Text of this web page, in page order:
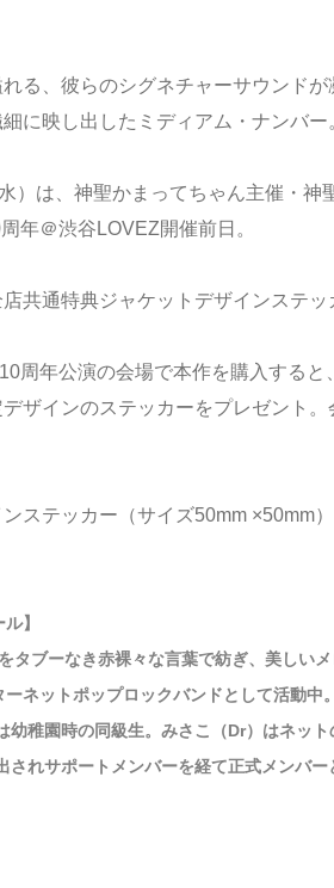
れる、彼らのシグネチャーサウンド
に映し出したミディアム・ナンバー
）は、神聖かまってちゃん主催・神
年＠渋谷LOVEZ開催前日。
共通特典ジャケットデザインステ
周年公演の会場で本作を購入する
ザインのステッカーをプレゼント
ステッカー（サイズ50mm ×50mm）
】
タブーなき赤裸々な言葉で紡ぎ、美しい
ネットポップロックバンドとして活動中。
稚園時の同級生。みさこ（Dr）はネット
れサポートメンバーを経て正式メンバー